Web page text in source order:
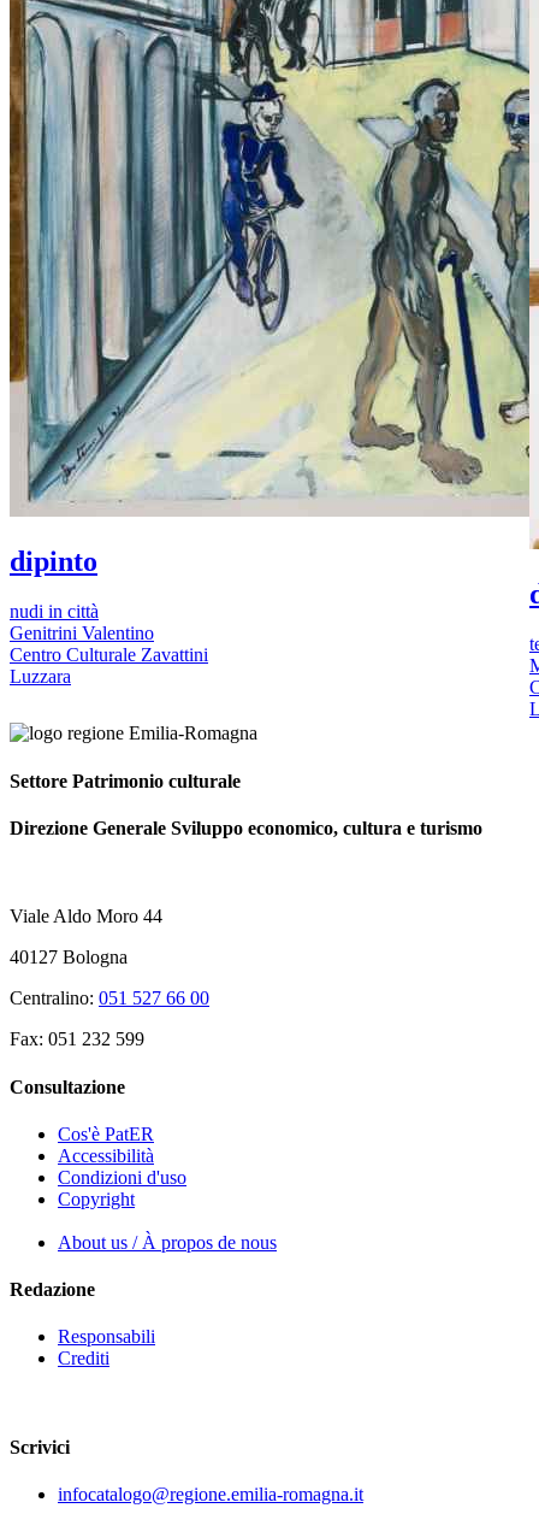
dipinto
nudi in città
Genitrini Valentino
Centro Culturale Zavattini
Luzzara
Settore Patrimonio culturale
Direzione Generale Sviluppo economico, cultura e turismo
Viale Aldo Moro 44
40127 Bologna
Centralino: 051 527 66 00
Fax: 051 232 599
Consultazione
Cos'è PatER
Accessibilità
Condizioni d'uso
Copyright
About us / À propos de nous
Redazione
Responsabili
Crediti
Scrivici
infocatalogo@regione.emilia-romagna.it